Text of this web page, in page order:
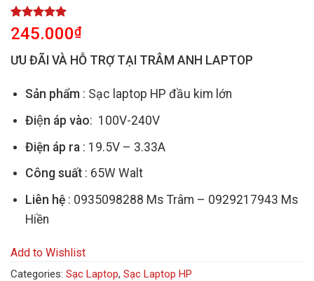
Rated 5.00
out of 5
based on
2
customer
245.000₫
ƯU ĐÃI VÀ HỖ TRỢ TẠI TRÂM ANH LAPTOP
Sản phẩm : Sạc laptop HP đầu kim lớn
Điện áp vào: 100V-240V
Điện áp ra: 19.5V – 3.33A
Công suất: 65W Walt
Liên hệ: 0935098288 Ms Trâm – 0929217943 Ms
Hiền
Add to Wishlist
Categories: Sạc Laptop, Sạc Laptop HP